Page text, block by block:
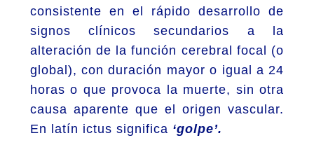
consistente en el rápido desarrollo de
signos clínicos secundarios a la
alteración de la función cerebral focal (o
global), con duración mayor o igual a 24
horas o que provoca la muerte, sin otra
causa aparente que el origen vascular.
En latín ictus significa ‘golpe’.